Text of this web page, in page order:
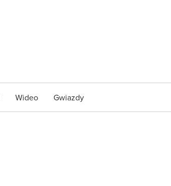
Wideo Gwiazdy